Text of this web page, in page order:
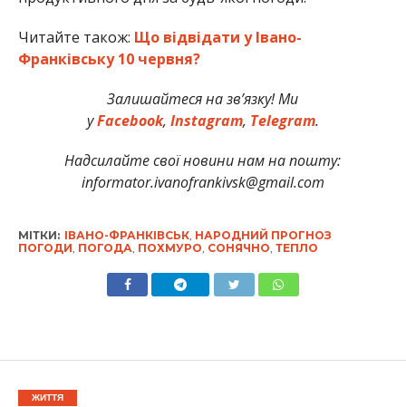
Читайте також: Що відвідати у Івано-
Франківську 10 червня?
Залишайтеся на зв’язку! Ми
уFacebook, Instagram, Telegram.
Надсилайте свої новини нам на пошту:
informator.ivanofrankivsk@gmail.com
МІТКИ: ІВАНО-ФРАНКІВСЬК, НАРОДНИЙ ПРОГНОЗ
ПОГОДИ ПОГОДА ПОХМУРО СОНЯЧНО ТЕПЛО
ЖИТТЯ